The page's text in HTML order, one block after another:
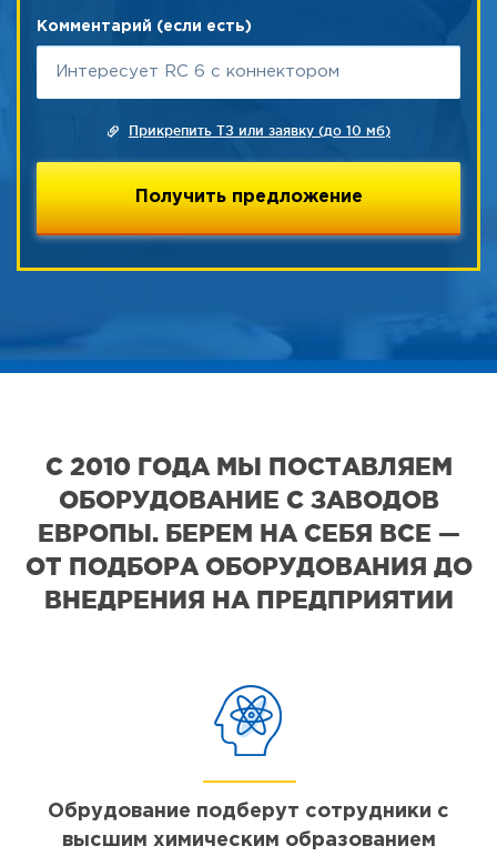
Комментарий (если есть)
Прикрепить ТЗ или заявку (до 10 мб)
С 2010 ГОДА МЫ ПОСТАВЛЯЕМ
ОБОРУДОВАНИЕ С ЗАВОДОВ
ЕВРОПЫ. БЕРЕМ НА СЕБЯ ВСЕ —
ОТ ПОДБОРА ОБОРУДОВАНИЯ ДО
ВНЕДРЕНИЯ НА ПРЕДПРИЯТИИ
Обрудование подберут сотрудники с
высшим химическим образованием